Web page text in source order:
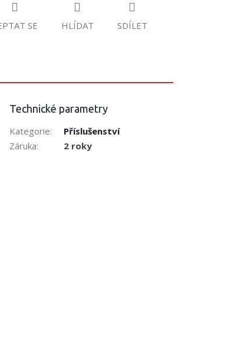
SE HLÍDAT SDÍLET
Technické parametry
Kategorie:
Příslušenství
Záruka: 2 roky